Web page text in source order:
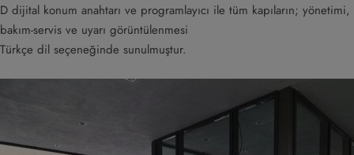
D dijital konum anahtarı ve programlayıcı ile tüm kapıların; yönetimi,
bakım-servis ve uyarı görüntülenmesi
Türkçe dil seçeneğinde sunulmuştur.